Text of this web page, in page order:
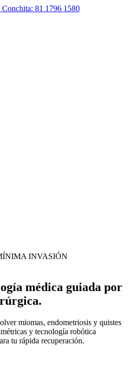
Conchita: 81 1796 1580
INVASIÓN
médica guiada por
miomas, endometriosis y quistes
y tecnología robótica
tu rápida recuperación.